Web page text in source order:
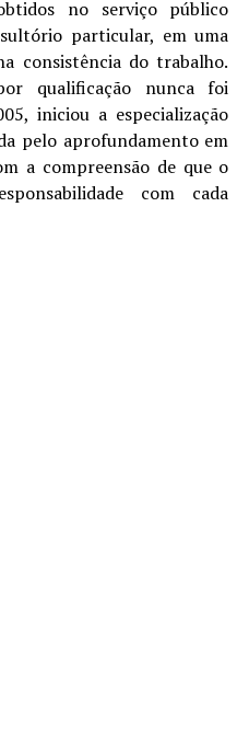
no serviço público
particular, em uma
consistência do trabalho.
qualificação nunca foi
iniciou a especialização
pelo aprofundamento em
a compreensão de que o
com cada